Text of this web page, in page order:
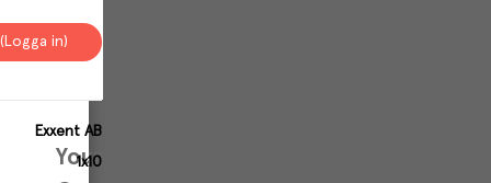
in)
Exxent AB
1x10
Your